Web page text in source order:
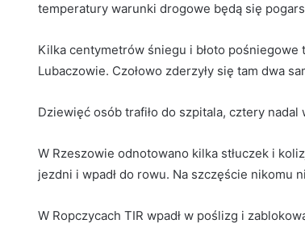
temperatury warunki drogowe będą się
Kilka centymetrów śniegu i błoto
Lubaczowie. Czołowo zderzyły się tam dwa
Dziewięć osób trafiło do szpitala, cztery nadal
W Rzeszowie odnotowano kilka stłuczek i
jezdni i wpadł do rowu. Na szczęście nikomu
W Ropczycach TIR wpadł w poślizg i